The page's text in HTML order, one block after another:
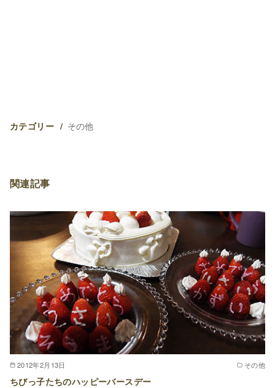
カテゴリー その他
関連記事
2012年2月13日 その他
ちびっ子たちのハッピーバースデー